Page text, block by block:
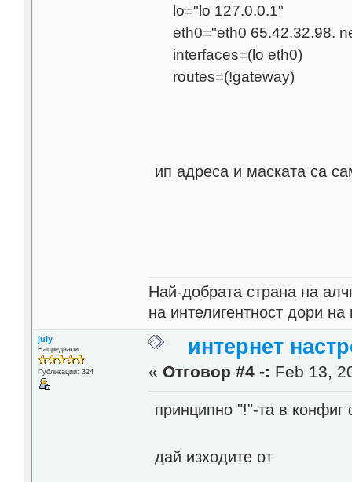
lo="lo 127.0.0.1"
eth0="eth0 65.42.32.98.
interfaces=(lo eth0)
routes=(!gateway)
ип адреса и маската са
Най-добрата страна на
на интелигентност дори
july
Напреднали
Публикации: 324
интернет
« Отговор #4 -: Feb 13,
принципно "!"-та в
дай изходите от